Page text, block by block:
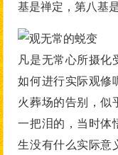
基是禅定，第八基
凡是无常心所摄化
如何进行实际观修
火葬场的告别，似
一把泪的，当时体
生没有什么实际意